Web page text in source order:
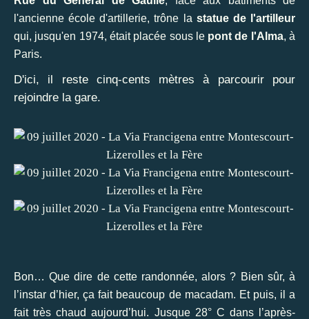
l'ancienne école d'artillerie, trône la statue de l'artilleur
qui, jusqu'en 1974, était placée sous le pont de l'Alma, à
Paris.
D'ici, il reste cinq-cents mètres à parcourir pour
rejoindre la gare.
Bon… Que dire de cette randonnée, alors ? Bien sûr, à
l’instar d’hier, ça fait beaucoup de macadam. Et puis, il a
fait très chaud aujourd’hui. Jusque 28° C dans l’après-